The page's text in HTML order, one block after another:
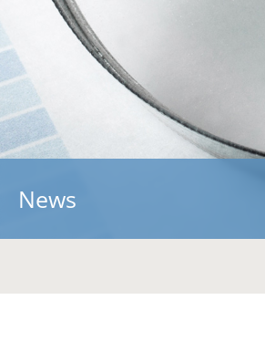
Projektbeispiele
Über uns
Ein starkes Team
Kooperationen
Kontakt
News